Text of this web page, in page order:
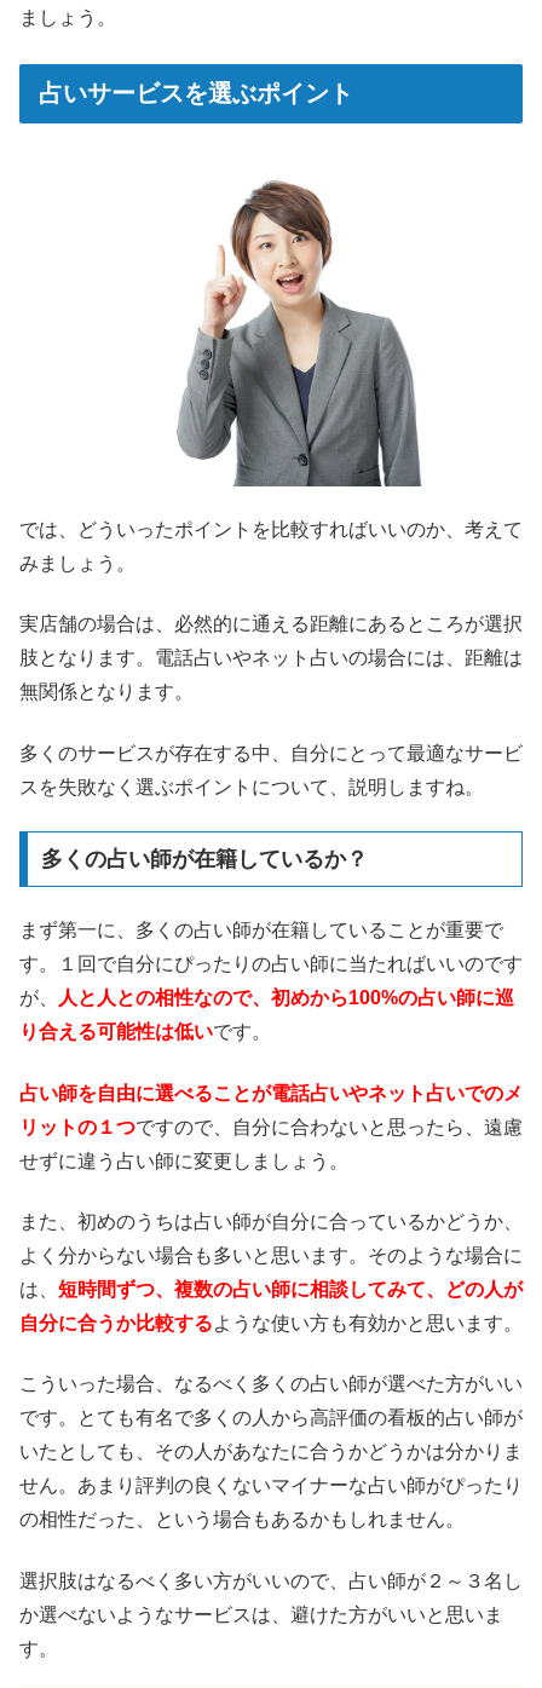
ましょう。
占いサービスを選ぶポイント
では、どういったポイントを比較すればいいのか、考えて
みましょう。
実店舗の場合は、必然的に通える距離にあるところが選択
肢となります。電話占いやネット占いの場合には、距離は
無関係となります。
多くのサービスが存在する中、自分にとって最適なサービ
スを失敗なく選ぶポイントについて、説明しますね。
多くの占い師が在籍しているか？
まず第一に、多くの占い師が在籍していることが重要で
す。１回で自分にぴったりの占い師に当たればいいのです
が、
人と人との相性なので、初めから100%の占い師に巡
り合える可能性は低いです。
占い師を自由に選べることが電話占いやネット占いでのメ
リットの１つですので、自分に合わないと思ったら、遠慮
せずに違う占い師に変更しましょう。
また、初めのうちは占い師が自分に合っているかどうか、
よく分からない場合も多いと思います。そのような場合に
は、 短時間ずつ、複数の占い師に相談してみて、どの人が
自分に合うか比較するような使い方も有効かと思います。
こういった場合、なるべく多くの占い師が選べた方がいい
です。とても有名で多くの人から高評価の看板的占い師が
いたとしても、その人があなたに合うかどうかは分かりま
せん。あまり評判の良くないマイナーな占い師がぴったり
の相性だった、という場合もあるかもしれません。
選択肢はなるべく多い方がいいので、占い師が２～３名し
か選べないようなサービスは、避けた方がいいと思いま
す。